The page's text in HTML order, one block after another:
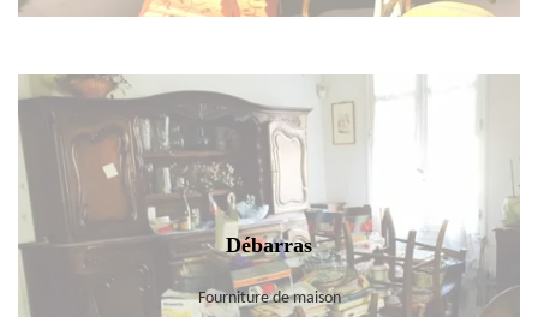
Débarras
Fourniture de maison